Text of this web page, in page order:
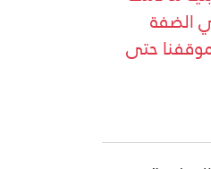
الضفة
حتى